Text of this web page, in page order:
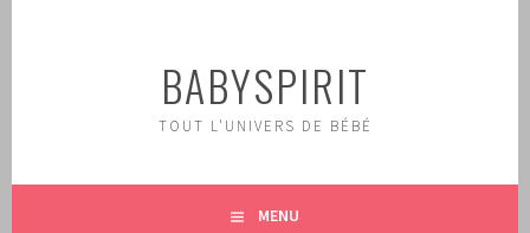
BABYSPIRIT
TOUT L'UNIVERS DE BÉBÉ
MENU